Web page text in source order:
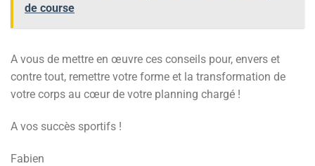
de course
A vous de mettre en œuvre ces conseils pour, envers et
contre tout, remettre votre forme et la transformation de
votre corps au cœur de votre planning chargé !
A vos succès sportifs !
Fabien